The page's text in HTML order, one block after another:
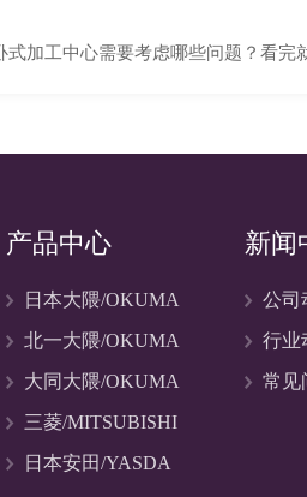
式加工中心需要考虑哪些问题？看完
产品中心
日本大隈/OKUMA
北一大隈/OKUMA
大同大隈/OKUMA
三菱/MITSUBISHI
日本安田/YASDA
新闻
公司
行业
常见